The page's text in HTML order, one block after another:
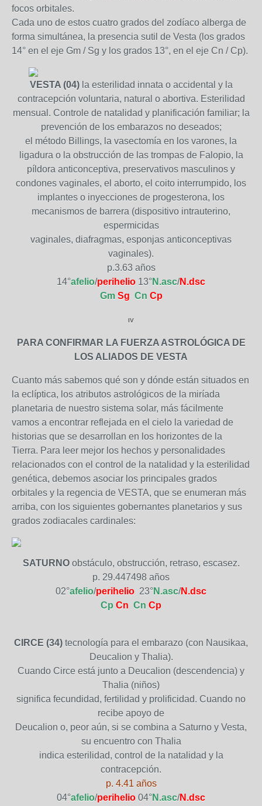
focos orbitales.
Cada uno de estos cuatro grados del zodíaco alberga de
forma simultánea, la presencia sutil de Vesta (los grados
14° en el eje Gm / Sg y los grados 13°, en el eje Cn / Cp).
VESTA (04)la esterilidad innata o accidental y la
contracepción voluntaria, natural o abortiva. Esterilidad
mensual. Controle de natalidad y planificación familiar; la
prevención de los embarazos no deseados;
el método Billings, la vasectomía en los varones, la
ligadura o la obstrucción de las trompas de Falopio, la
píldora anticonceptiva, preservativos masculinos y
condones vaginales, el aborto, el coito interrumpido, los
implantes o inyecciones de progesterona, los
mecanismos de barrera (dispositivo intrauterino,
espermicidas
vaginales, diafragmas, esponjas anticonceptivas
vaginales).
p.3.63 años
14°afelio/perihelio 13°N.asc/N.dsc
Gm Sg Cn Cp
IV
PARA CONFIRMAR LA FUERZA ASTROLÓGICA DE
LOS ALIADOS DE VESTA
Cuanto más sabemos qué son y dónde están situados en
la eclíptica, los atributos astrológicos de la miríada
planetaria de nuestro sistema solar, más fácilmente
vamos a encontrar reflejada en el cielo la variedad de
historias que se desarrollan en los horizontes de la
Tierra. Para leer mejor los hechos y personalidades
relacionados con el control de la natalidad y la esterilidad
genética, debemos asociar los principales grados
orbitales y la regencia de VESTA, que se enumeran más
arriba, con los siguientes gobernantes planetarios y sus
grados zodiacales cardinales:
SATURNOobstáculo, obstrucción, retraso, escasez.
p. 29.447498 años
02°afelio/perihelio 23°N.asc/N.dsc
Cp Cn Cn Cp
CIRCE (34) tecnología para el embarazo (con Nausikaa,
Deucalion y Thalia).
Cuando Circe está junto a Deucalion (descendencia) y
Thalia (niños)
significa fecundidad, fertilidad y prolificidad. Cuando no
recibe apoyo de
Deucalion o, peor aún, si se combina a Saturno y Vesta,
su encuentro con Thalia
indica esterilidad, control de la natalidad y la
contracepción.
p. 4.41 años
04°afelio/perihelio 04°N.asc/N.dsc